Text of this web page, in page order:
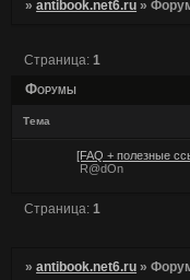
»antibook.net6.ru »
Форумы
Страница:1
Тема
[FAQ + полезные
R@dOn
Страница:1
»antibook.net6.ru »